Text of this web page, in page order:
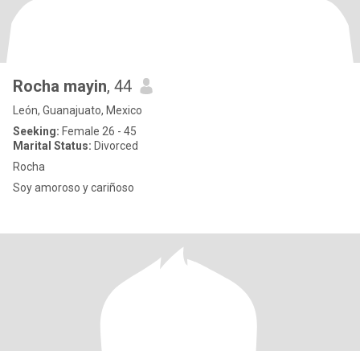
Rocha mayin, 44
León, Guanajuato, Mexico
Seeking: Female 26 - 45
Marital Status: Divorced
Rocha
Soy amoroso y cariñoso